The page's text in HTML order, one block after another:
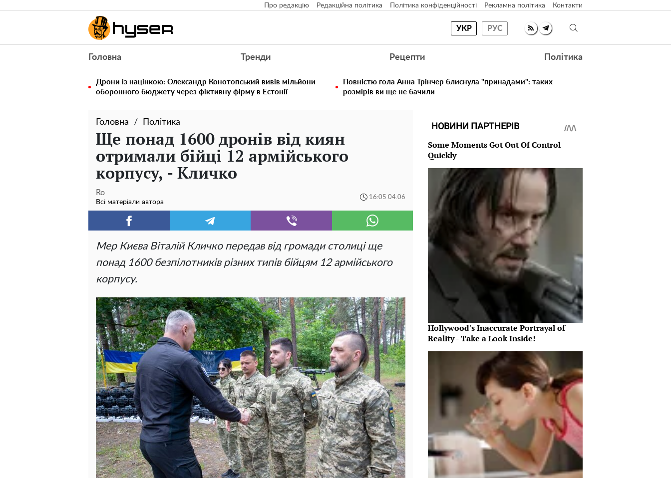
Про редакцію Редакційна політика Політика конфіденційності Рекламна політика Контакти
УКР РУС
Головна Тренди Рецепти Політика
Дрони із націнкою: Олександр Конотопський вивів мільйони
оборонного бюджету через фіктивну фірму в Естонії
Повністю гола Анна Трінчер блиснула "принадами": таких
розмірів ви ще не бачили
Головна Політика
Ще понад 1600 дронів від киян
отримали бійці 12 армійського
корпусу, - Кличко
Ro
Всі матеріали автора
16:05 04.06
Мер Києва Віталій Кличко передав від громади столиці ще
понад 1600 безпілотників різних типів бійцям 12 армійського
корпусу.
НОВИНИ ПАРТНЕРІВ
Some Moments Got Out Of Control
Quickly
Hollywood's Inaccurate Portrayal of
Reality - Take a Look Inside!